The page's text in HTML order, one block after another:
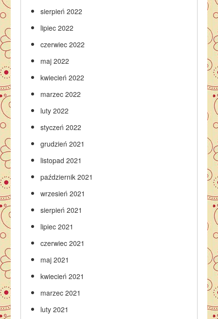
sierpień 2022
lipiec 2022
czerwiec 2022
maj 2022
kwiecień 2022
marzec 2022
luty 2022
styczeń 2022
grudzień 2021
listopad 2021
październik 2021
wrzesień 2021
sierpień 2021
lipiec 2021
czerwiec 2021
maj 2021
kwiecień 2021
marzec 2021
luty 2021